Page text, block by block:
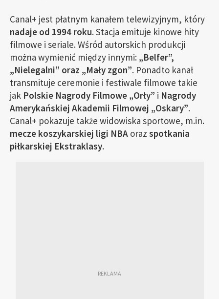
Canal+ jest płatnym kanałem telewizyjnym, który
nadaje od 1994 roku. Stacja emituje kinowe hity
filmowe i seriale. Wśród autorskich produkcji
można wymienić między innymi: „Belfer”,
„Nielegalni” oraz „Mały zgon”. Ponadto kanał
transmituje ceremonie i festiwale filmowe takie
jak Polskie Nagrody Filmowe „Orły” i Nagrody
Amerykańskiej Akademii Filmowej „Oskary”.
Canal+ pokazuje także widowiska sportowe, m.in.
mecze koszykarskiej ligi NBA oraz spotkania
piłkarskiej Ekstraklasy.